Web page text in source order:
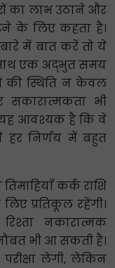
का लाभ उठाने और
के लिए कहता है।
में बात करें तो ये
एक अद्भुत समय
की स्थिति न केवल
भी
यह आवश्यक है कि वे
निर्णय में बहुत
कर्क राशि
प्रतिकूल रहेंगी।
नकारात्मक
भी आ सकती है।
लेगी, लेकिन